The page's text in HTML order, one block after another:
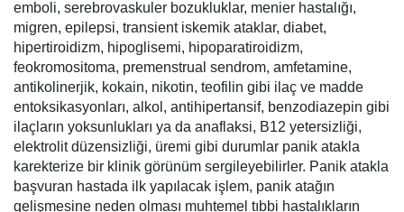
emboli, serebrovaskuler bozukluklar, menier hastalığı,
migren, epilepsi, transient iskemik ataklar, diabet,
hipertiroidizm, hipoglisemi, hipoparatiroidizm,
feokromositoma, premenstrual sendrom, amfetamine,
antikolinerjik, kokain, nikotin, teofilin gibi ilaç ve madde
entoksikasyonları, alkol, antihipertansif, benzodiazepin gibi
ilaçların yoksunlukları ya da anaflaksi, B12 yetersizliği,
elektrolit düzensizliği, üremi gibi durumlar panik atakla
karekterize bir klinik görünüm sergileyebilirler. Panik atakla
başvuran hastada ilk yapılacak işlem, panik atağın
gelişmesine neden olması muhtemel tıbbi hastalıkların